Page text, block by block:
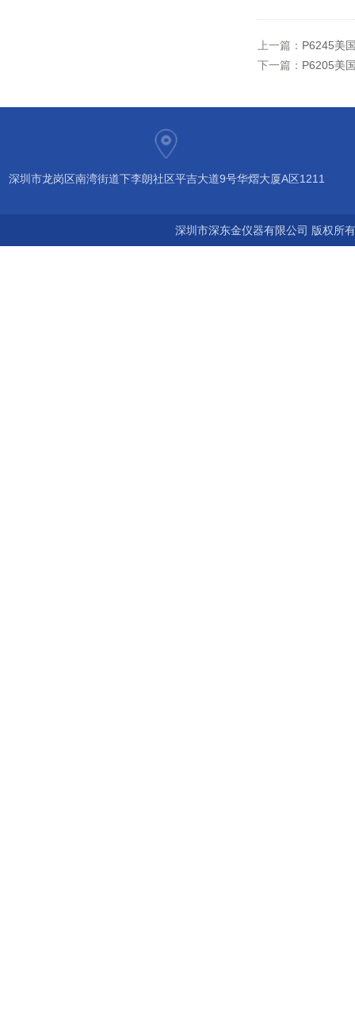
上一篇： P6245美
下一篇： P6205美
深圳市龙岗区南湾街道下李朗社区平吉大道9号华熠大厦A区1211
深圳市深东金仪器有限公司 版权所